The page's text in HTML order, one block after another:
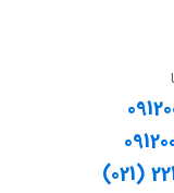
​​​​​​​(021)